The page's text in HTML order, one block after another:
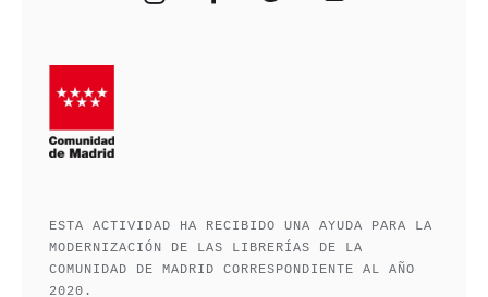
ESTA ACTIVIDAD HA RECIBIDO UNA AYUDA PARA LA
MODERNIZACIÓN DE LAS LIBRERÍAS DE LA
COMUNIDAD DE MADRID CORRESPONDIENTE AL AÑO
2020.